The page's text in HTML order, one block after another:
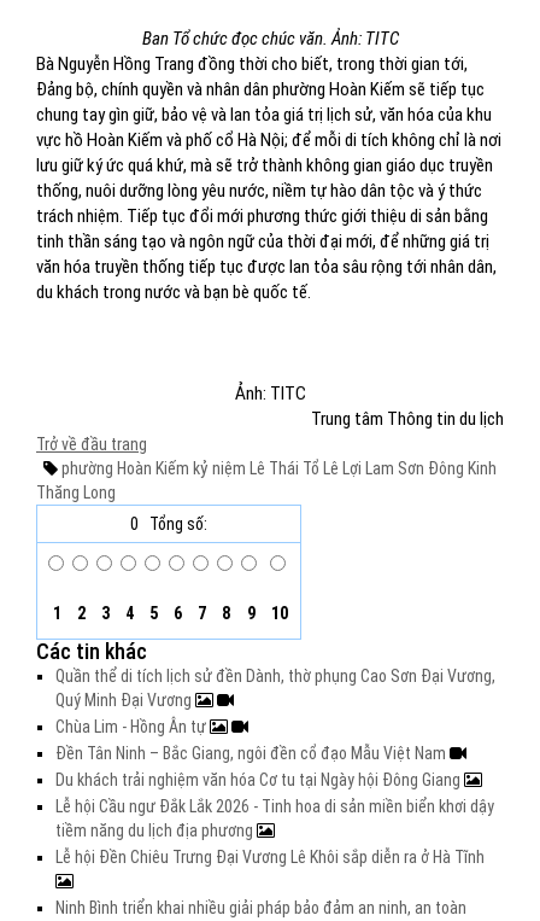
Ban Tổ chức đọc chúc văn. Ảnh: TITC
Bà Nguyễn Hồng Trang đồng thời cho biết, trong thời gian tới,
Đảng bộ, chính quyền và nhân dân phường Hoàn Kiếm sẽ tiếp tục
chung tay gìn giữ, bảo vệ và lan tỏa giá trị lịch sử, văn hóa của khu
vực hồ Hoàn Kiếm và phố cổ Hà Nội; để mỗi di tích không chỉ là nơi
lưu giữ ký ức quá khứ, mà sẽ trở thành không gian giáo dục truyền
thống, nuôi dưỡng lòng yêu nước, niềm tự hào dân tộc và ý thức
trách nhiệm. Tiếp tục đổi mới phương thức giới thiệu di sản bằng
tinh thần sáng tạo và ngôn ngữ của thời đại mới, để những giá trị
văn hóa truyền thống tiếp tục được lan tỏa sâu rộng tới nhân dân,
du khách trong nước và bạn bè quốc tế.
Ảnh: TITC
Trung tâm Thông tin du lịch
Trở về đầu trang
phường Hoàn Kiếm kỷ niệm Lê Thái Tổ Lê Lợi Lam Sơn Đông Kinh
Thăng Long
0
Tổng số:
1 2 3 4 5 6 7 8 9 10
Các tin khác
Quần thể di tích lịch sử đền Dành, thờ phụng Cao Sơn Đại Vương,
Quý Minh Đại Vương
Chùa Lim - Hồng Ân tự
Đền Tân Ninh – Bắc Giang, ngôi đền cổ đạo Mẫu Việt Nam
Du khách trải nghiệm văn hóa Cơ tu tại Ngày hội Đông Giang
Lễ hội Cầu ngư Đắk Lắk 2026 - Tinh hoa di sản miền biển khơi dậy
tiềm năng du lịch địa phương
Lễ hội Đền Chiêu Trưng Đại Vương Lê Khôi sắp diễn ra ở Hà Tĩnh
Ninh Bình triển khai nhiều giải pháp bảo đảm an ninh, an toàn